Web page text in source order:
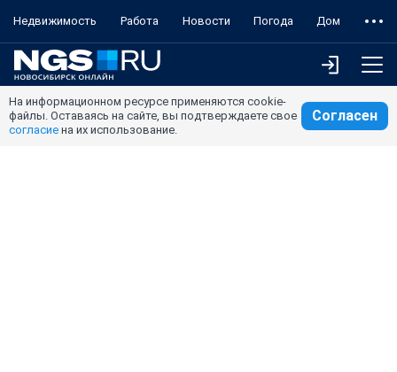
Недвижимость Работа Новости Погода Дом
На информационном ресурсе применяются cookie-
файлы. Оставаясь на сайте, вы подтверждаете свое
согласие на их использование.
Согласен